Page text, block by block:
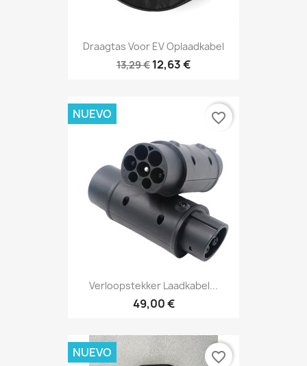
Draagtas Voor EV Oplaadkabel
13,29 € 12,63 €
Verloopstekker Laadkabel...
49,00 €
NUEVO favorite_border
NUEVO favorite_border